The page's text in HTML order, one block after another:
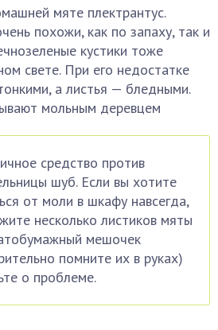
мяте плектрантус.
похожи, как по запаху, так и
кустики тоже
свете. При его недостатке
а листья — бледными.
мольным деревцем
средство против
шуб. Если вы хотите
от моли в шкафу навсегда,
несколько листиков мяты
мешочек
помните их в руках)
о проблеме.